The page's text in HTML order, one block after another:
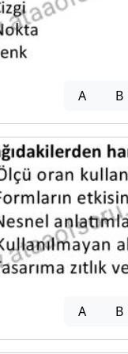
A B
A B